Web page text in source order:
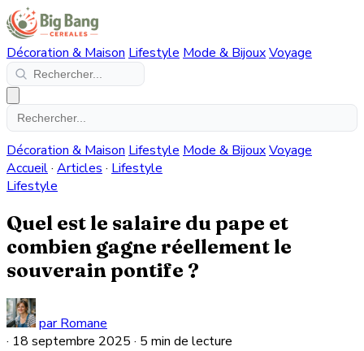
Décoration & Maison Lifestyle Mode & BijouxVoyage
Décoration & Maison Lifestyle Mode & BijouxVoyage
Accueil· Articles · Lifestyle
Lifestyle
Quel est le salaire du pape et
combien gagne réellement le
souverain pontife ?
par Romane
· 18 septembre 2025 · 5 min de lecture